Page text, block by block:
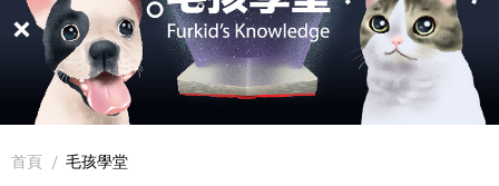
首頁 毛孩學堂